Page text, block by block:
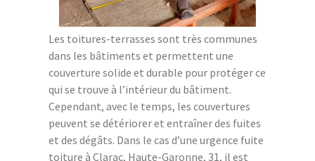
Les toitures-terrasses sont très communes
dans les bâtiments et permettent une
couverture solide et durable pour protéger ce
qui se trouve à l’intérieur du bâtiment.
Cependant, avec le temps, les couvertures
peuvent se détériorer et entraîner des fuites
et des dégâts. Dans le cas d’une urgence fuite
toiture à Clarac, Haute-Garonne, 31, il est